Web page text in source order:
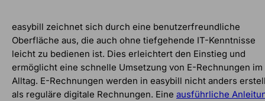
easybill zeichnet sich durch eine benutzerfreundliche
Oberfläche aus, die auch ohne tiefgehende IT-Kenntnisse
leicht zu bedienen ist. Dies erleichtert den Einstieg und
ermöglicht eine schnelle Umsetzung von E-Rechnungen im
Alltag. E-Rechnungen werden in easybill nicht anders
als reguläre digitale Rechnungen. Eine ausführliche